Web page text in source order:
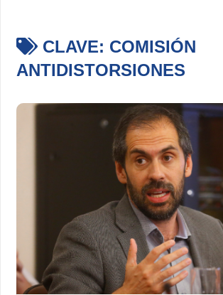
CLAVE: COMISIÓN
ANTIDISTORSIONES